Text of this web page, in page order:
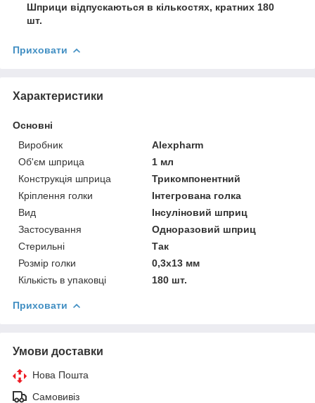
Шприци відпускаються в кількостях, кратних 180
шт.
Приховати
Характеристики
Основні
Виробник
Alexpharm
Об'єм шприца
1 мл
Конструкція шприца
Трикомпонентний
Кріплення голки
Інтегрована голка
Вид
Інсуліновий шприц
Застосування
Одноразовий шприц
Стерильні
Так
Розмір голки
0,3х13 мм
Кількість в упаковці
180 шт.
Приховати
Умови доставки
Нова Пошта
Самовивіз